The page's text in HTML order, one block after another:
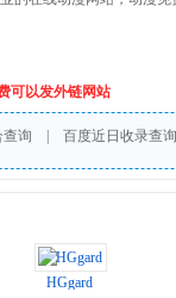
可以发外链网站
查询 百度近日收录查询
HGgard